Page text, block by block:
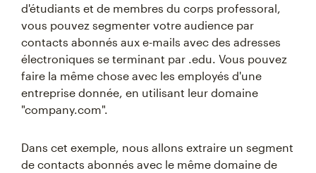
d'étudiants et de membres du corps professoral,
vous pouvez segmenter votre audience par
contacts abonnés aux e-mails avec des adresses
électroniques se terminant par .edu. Vous pouvez
faire la même chose avec les employés d'une
entreprise donnée, en utilisant leur domaine
"company.com".
Dans cet exemple, nous allons extraire un segment
de contacts abonnés avec le même domaine de